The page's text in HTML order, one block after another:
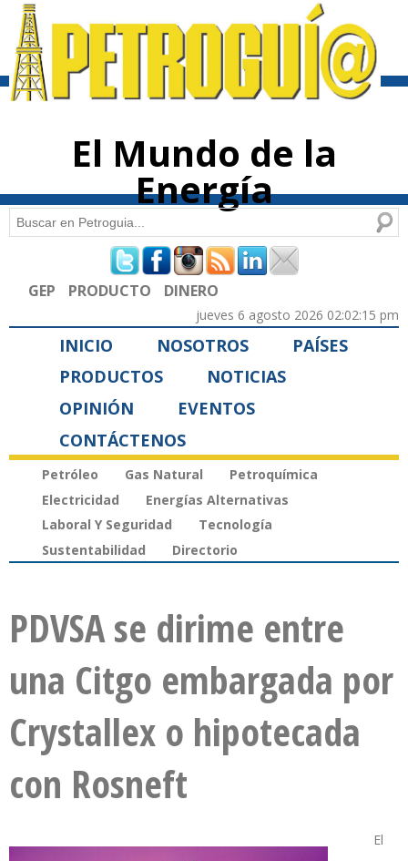
contenido
El Mundo de la
Energía
Formulario de búsqueda
Buscar
GEP PRODUCTO DINERO
jueves 6 agosto 2026 02:02:15 pm
INICIO NOSOTROS
PAÍSES
PRODUCTOS
NOTICIAS
OPINIÓN
EVENTOS
CONTÁCTENOS
Petróleo Gas Natural
Petroquímica
Electricidad
Energías Alternativas
Laboral Y Seguridad
Tecnología
Sustentabilidad
Directorio
PDVSA se dirime entre
una Citgo embargada por
Crystallex o hipotecada
con Rosneft
El